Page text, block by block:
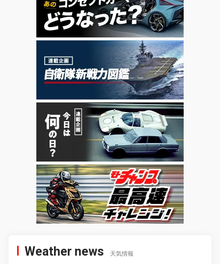
Weather news 天気情報